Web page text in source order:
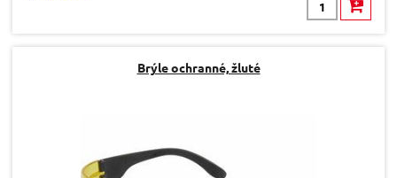
Brýle ochranné, žluté